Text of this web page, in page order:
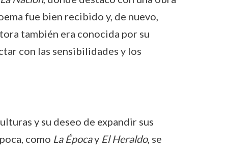
fue bien recibido y, de nuevo,
también era conocida por su
con las sensibilidades y los
y su deseo de expandir sus
como La Épocay El Heraldo, se